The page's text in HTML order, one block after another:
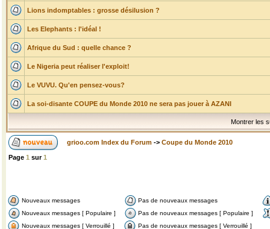
Lions indomptables : grosse désilusion ?
Les Elephants : l'idéal !
Afrique du Sud : quelle chance ?
Le Nigeria peut réaliser l'exploit!
Le VUVU. Qu'en pensez-vous?
La soi-disante COUPE du Monde 2010 ne sera pas jouer à AZANI
Montrer les
grioo.com Index du Forum -> Coupe du Monde 2010
Page 1 sur1
Nouveaux messages
Pas de nouveaux messages
Nouveaux messages [ Populaire ]
Pas de nouveaux messages [ Populaire ]
Nouveaux messages [ Verrouillé ]
Pas de nouveaux messages [ Verrouillé ]